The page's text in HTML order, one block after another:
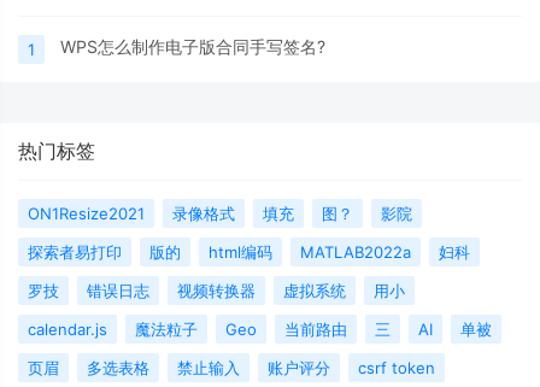
1 WPS怎么制作电子版合同手写签名?
热门标签
ON1Resize2021 录像格式 填充 图？
影院
探索者易打印
版的 html编码 MATLAB2022a
妇科
罗技
错误日志 视频转换器 虚拟系统
用小
calendar.js
魔法粒子 Geo 当前路由 三 AI
单被
页眉
多选表格 禁止输入 账户评分
csrf token